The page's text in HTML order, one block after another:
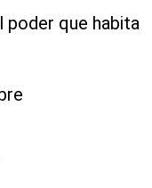
poder que habita